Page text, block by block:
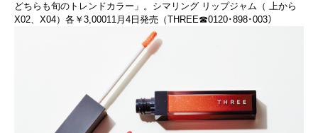
どちらも旬のトレンドカラー」。シマリング リップジャム（ 上から
X02、X04）各￥3,00011月4日発売（THREE☎0120･898･003）